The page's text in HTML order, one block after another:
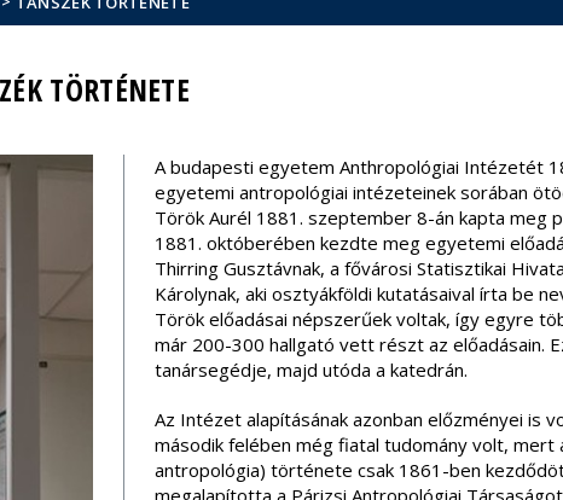
TÖRTÉNETE
A budapesti egyetem Anthropológiai Intézetét
egyetemi antropológiai intézeteinek sorában
Török Aurél 1881. szeptember 8-án kapta meg
1881. októberében kezdte meg egyetemi
Thirring Gusztávnak, a fővárosi Statisztikai
Károlynak, aki osztyákföldi kutatásaival írta be
Török előadásai népszerűek voltak, így egyre
már 200-300 hallgató vett részt az előadásain.
tanársegédje, majd utóda a katedrán.
Az Intézet alapításának azonban előzményei is
második felében még fiatal tudomány volt, mert
antropológia) története csak 1861-ben
megalapította a Párizsi Antropológiai